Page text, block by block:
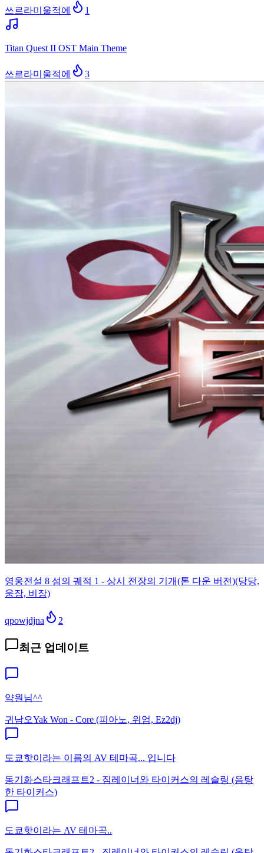
쓰르라미울적에 1
Titan Quest II OST Main Theme
쓰르라미울적에 3
영웅전설 8 섬의 궤적 1 - 상시 전장의 기개(톤 다운 버전)(당당,
웅장, 비장)
qpowjdjna 2
최근 업데이트
약원님^^
귀남오Yak Won - Core (피아노, 위엄, Ez2dj)
도쿄핫이라는 이름의 AV 테마곡... 입니다
동기화스타크래프트2 - 짐레이너와 타이커스의 레슬링 (음탕
한 타이커스)
도쿄핫이라는 AV 테마곡..